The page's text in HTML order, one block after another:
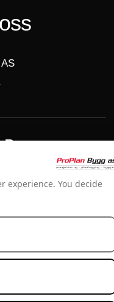
Børsa
4a, 7353 Børsa
experience. You decide